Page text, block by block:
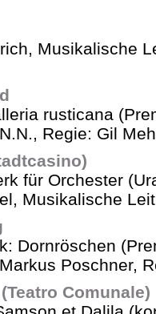
Musikalische
rusticana
Regie: Gil
für Orchester
Musikalische
Dornröschen
Poschner,
Comunale)